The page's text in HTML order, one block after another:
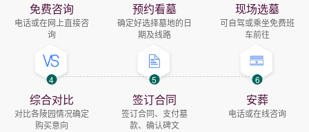
免费咨询
电话或在网上直接咨
询
预约看墓
确定好选择墓地的日
期及线路
现场选墓
可自驾或乘坐免费班
车前往
4
综合对比
对比各陵园情况确定
购买意向
5
签订合同
签订合同、支付墓
款、确认碑文
6
安葬
电话或在线咨询